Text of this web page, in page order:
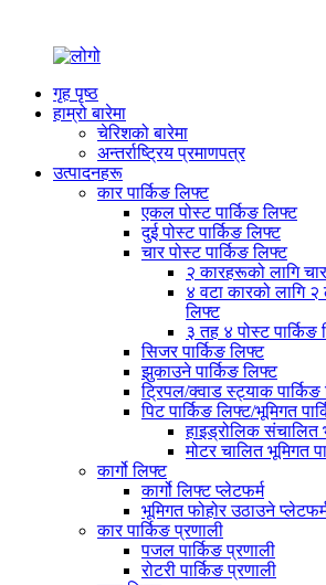
गृह पृष्ठ
हाम्रो बारेमा
चेरिशको बारेमा
अन्तर्राष्ट्रिय प्रमाणपत्र
उत्पादनहरू
कार पार्किङ लिफ्ट
एकल पोस्ट पार्किङ लिफ्ट
दुई पोस्ट पार्किङ लिफ्ट
चार पोस्ट पार्किङ लिफ्ट
२ कारहरूको लागि
४ वटा कारको लागि
लिफ्ट
३ तह ४ पोस्ट पार्किङ
सिजर पार्किङ लिफ्ट
झुकाउने पार्किङ लिफ्ट
ट्रिपल/क्वाड स्ट्याक पार्किङ
पिट पार्किङ लिफ्ट/भूमिगत
हाइड्रोलिक संचालित
मोटर चालित भूमिगत
कार्गो लिफ्ट
कार्गो लिफ्ट प्लेटफर्म
भूमिगत फोहोर उठाउने
कार पार्किङ प्रणाली
पजल पार्किङ प्रणाली
रोटरी पार्किङ प्रणाली